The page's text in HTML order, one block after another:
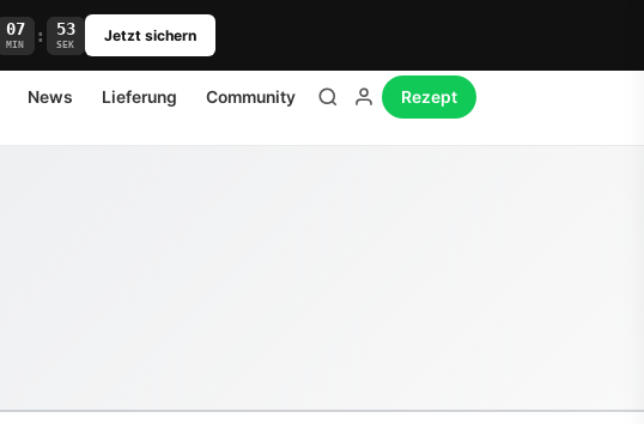
07
MIN : 53
SEK Jetzt sichern
News Lieferung Community Rezept